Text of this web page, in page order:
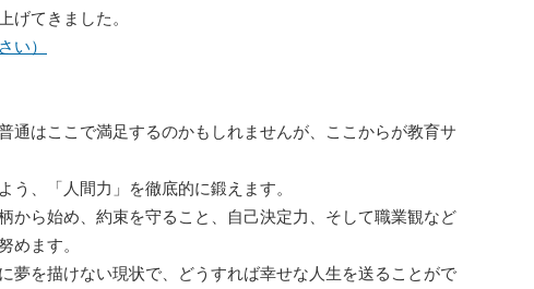
げてきました。
い）
通はここで満足するのかもしれませんが、ここからが教育サ
う、「人間力」を徹底的に鍛えます。
から始め、約束を守ること、自己決定力、そして職業観など
めます。
夢を描けない現状で、どうすれば幸せな人生を送ることがで